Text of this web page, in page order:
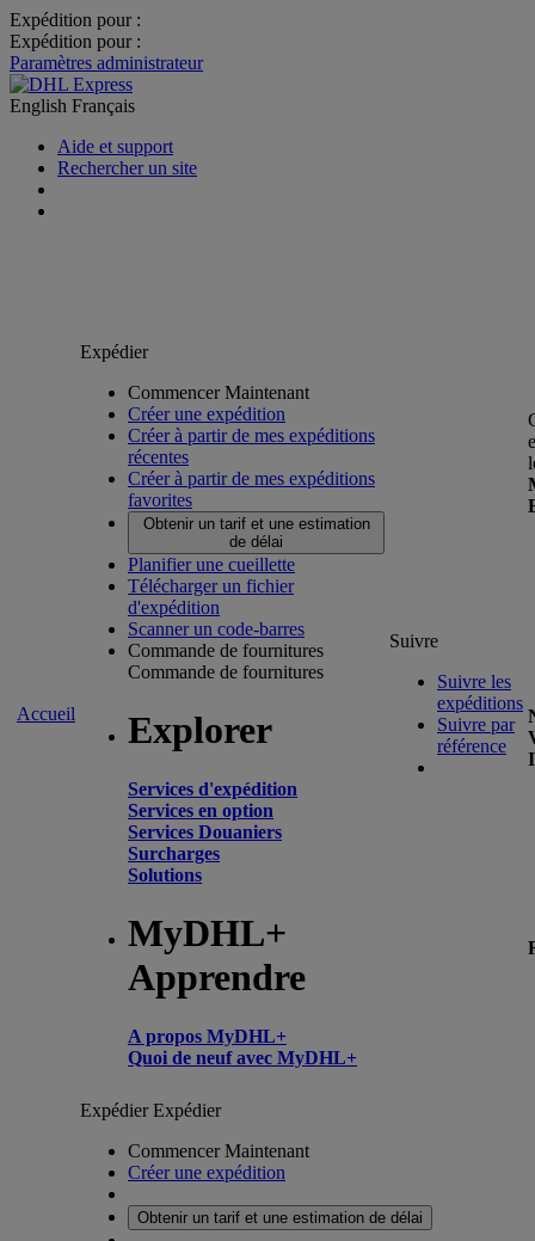
Expédition pour :
Expédition pour :
Paramètres administrateur
English Français
Aide et support
Rechercher un site
Accueil
Expédier
Commencer Maintenant
Créer une expédition
Créer à partir de mes expéditions
récentes
Créer à partir de mes expéditions
favorites
Obtenir un tarif et une estimation
de délai
Planifier une cueillette
Télécharger un fichier
d'expédition
Scanner un code-barres
Commande de fournitures
Commande de fournitures
Explorer
Services d'expédition
Services en option
Services Douaniers
Surcharges
Solutions
MyDHL+
Apprendre
A propos MyDHL+
Quoi de neuf avec MyDHL+
Suivre
Suivre les
expéditions
Suivre par
référence
ExpédierExpédier
Commencer Maintenant
Créer une expédition
Obtenir un tarif et une estimation de délai